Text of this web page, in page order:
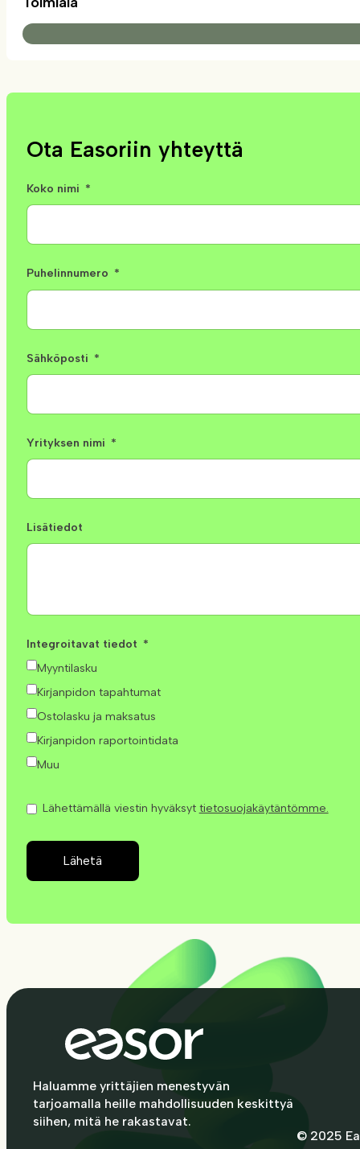
Ota Easoriin yhteyttä
Koko nimi
Puhelinnumero
Sähköposti
Yrityksen nimi
Lisätiedot
Integroitavat tiedot
Myyntilasku
Kirjanpidon tapahtumat
Ostolasku ja maksatus
Kirjanpidon raportointidata
Muu
Lähettämällä viestin hyväksyt tietosuojakäytäntömme.
Lähetä
Haluamme yrittäjien menestyvän
tarjoamalla heille mahdollisuuden keskittyä
siihen, mitä he rakastavat.
© 2025